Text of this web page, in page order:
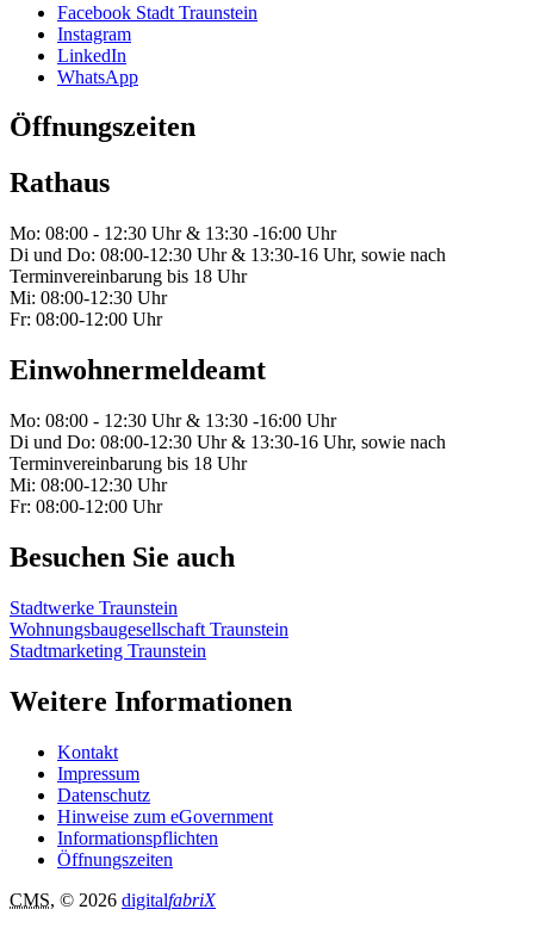
Facebook Stadt Traunstein
Instagram
LinkedIn
WhatsApp
Öffnungszeiten
Rathaus
Mo: 08:00 - 12:30 Uhr & 13:30 -16:00 Uhr
Di und Do: 08:00-12:30 Uhr & 13:30-16 Uhr, sowie nach
Terminvereinbarung bis 18 Uhr
Mi: 08:00-12:30 Uhr
Fr: 08:00-12:00 Uhr
Einwohnermeldeamt
Mo: 08:00 - 12:30 Uhr & 13:30 -16:00 Uhr
Di und Do: 08:00-12:30 Uhr & 13:30-16 Uhr, sowie nach
Terminvereinbarung bis 18 Uhr
Mi: 08:00-12:30 Uhr
Fr: 08:00-12:00 Uhr
Besuchen Sie auch
Stadtwerke Traunstein
Wohnungsbaugesellschaft Traunstein
Stadtmarketing Traunstein
Weitere Informationen
Kontakt
Impressum
Datenschutz
Hinweise zum eGovernment
Informationspflichten
Öffnungszeiten
CMS, © 2026 digitalfabriX